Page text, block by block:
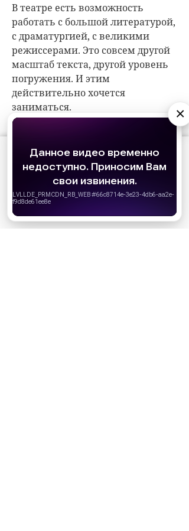
АО «Издательство СЕМЬ ДНЕЙ»использует
для персонализации сервисов и
удобства пользователей. Вы можете
запретить сохранение cookie в настройках
своего браузера.
В театре есть возможность
работать с большой литературой,
с драматургией, с великими
режиссерами. Это совсем другой
масштаб текста, другой уровень
погружения. И этим
действительно хочется
заниматься.
×